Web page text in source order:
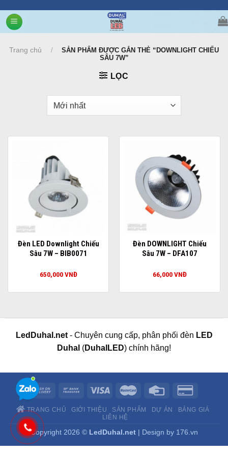
đến
nội
Trang chủ /
SẢN PHẨM ĐƯỢC GẮN THẺ “DOWNLIGHT CHIẾU
SÂU 7W”
LỌC
Đèn LED Downlight Chiếu
Sâu 7W – BIB0071
650,000VNĐ
Đèn DOWNLIGHT Chiếu
Sâu 7W – DFA107
66,000VNĐ
LedDuhal.net- Chuyên cung cấp, phân phối đèn LED
Duhal (DuhalLED) chính hãng!
TRANG CHỦ GIỚI THIỆU SẢN PHẨM DỰ ÁN
BẢNG GIÁ
LIÊN HỆ
Copyright 2026 © LedDuhal.net| Design by 176.vn